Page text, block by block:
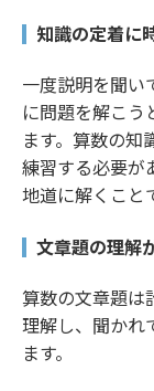
知識の定着に
一度説明を聞い
に問題を解こう
ます。算数の知
練習する必要が
地道に解くこと
文章題の理解
算数の文章題は
理解し、聞かれ
ます。